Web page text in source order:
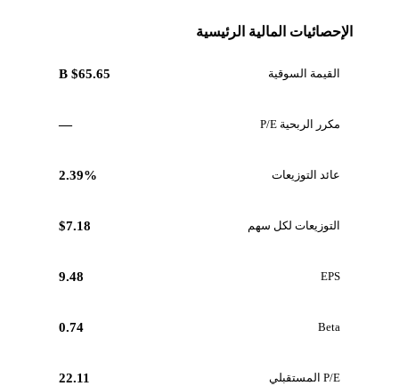
الإحصائيات المالية الرئيسية
القيمة السوقية $65.65 B
مكرر الربحية P/E —
عائد التوزيعات 2.39%
التوزيعات لكل سهم $7.18
EPS
9.48
Beta
0.74
P/E المستقبلي 22.11